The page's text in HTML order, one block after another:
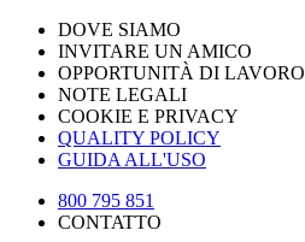
DOVE SIAMO
INVITARE UN AMICO
OPPORTUNITÀ DI LAVORO
NOTE LEGALI
COOKIE E PRIVACY
QUALITY POLICY
GUIDA ALL'USO
800 795 851
CONTATTO